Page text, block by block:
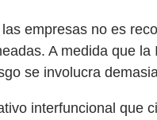
empresas no es
A medida que
se involucra
interfuncional que